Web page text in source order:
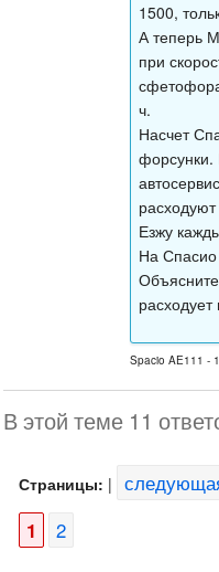
1500,
А теперь
при
ч.
Насчет
форсунки.
Езжу
На
Spacio AE111 -
В этой теме 11
Страницы: |
1
2